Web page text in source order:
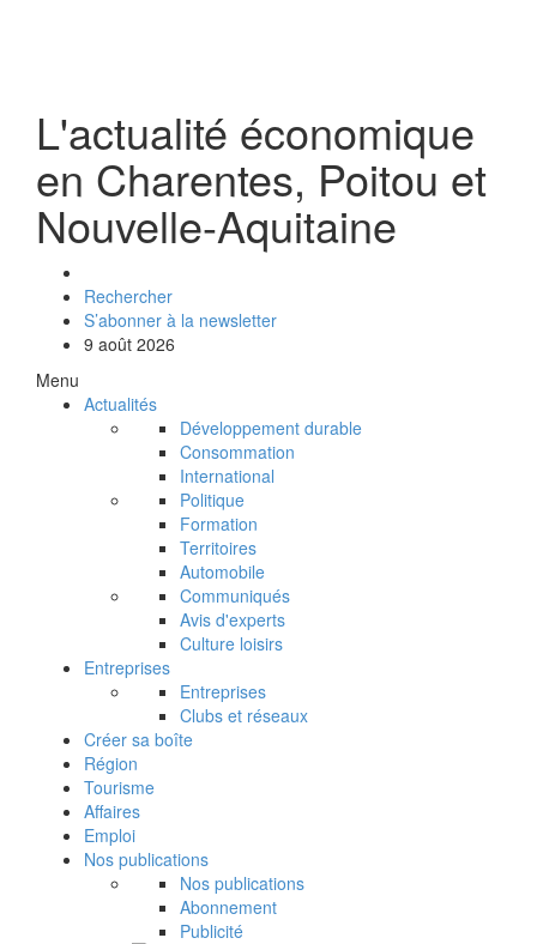
L'actualité économique
en Charentes, Poitou et
Nouvelle-Aquitaine
Rechercher
S’abonner à la newsletter
9 août 2026
Menu
Actualités
Développement durable
Consommation
International
Politique
Formation
Territoires
Automobile
Communiqués
Avis d'experts
Culture loisirs
Entreprises
Entreprises
Clubs et réseaux
Créer sa boîte
Région
Tourisme
Affaires
Emploi
Nos publications
Nos publications
Abonnement
Publicité